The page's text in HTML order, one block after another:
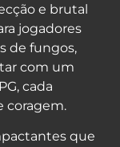
e brutal
jogadores
de fungos,
com um
cada
coragem.
que